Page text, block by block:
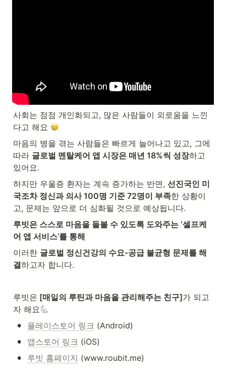
사회는 점점 개인화되고, 많은 사람들이 외로움을 느낀
다고 해요
마음의 병을 겪는 사람들은 빠르게 늘어나고 있고, 그에
따라 글로벌 멘탈케어 앱 시장은 매년 18%씩 성장하고
있어요.
하지만 우울증 환자는 계속 증가하는 반면, 선진국인 미
국조차 정신과 의사 100명 기준 72명이 부족한 상황이
고, 문제는 앞으로 더 심화될 것으로 예상됩니다.
루빗은 스스로 마음을 돌볼 수 있도록 도와주는 ‘셀프케
어 앱 서비스’를 통해
이러한 글로벌 정신건강의 수요-공급 불균형 문제를 해
결하고자 합니다.
루빗은 [매일의 루틴과 마음을 관리해주는 친구]가 되고
자 해요
• 플레이스토어 링크 (Android)
• 앱스토어 링크 (iOS)
• 루빗 홈페이지 (www.roubit.me)